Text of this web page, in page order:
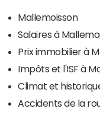
Mallemoisson
Salaires à
Prix immobilier à
Impôts et l'ISF à
Climat et
Accidents de la